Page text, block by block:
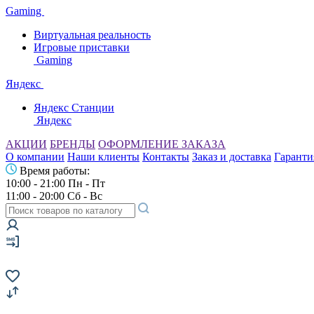
Gaming
Виртуальная реальность
Игровые приставки
Gaming
Яндекс
Яндекс Станции
Яндекс
АКЦИИ БРЕНДЫ ОФОРМЛЕНИЕ ЗАКАЗА
О компании Наши клиенты Контакты Заказ и доставка
Время работы:
10:00 - 21:00 Пн - Пт
11:00 - 20:00 Сб - Вс